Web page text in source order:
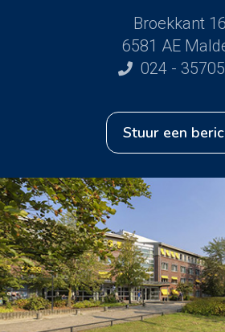
Broekkant 16
6581 AE
024 -
stuur een